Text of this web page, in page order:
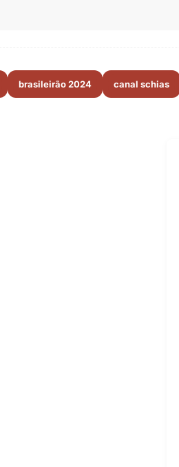
brasileirão 2024 canal schias